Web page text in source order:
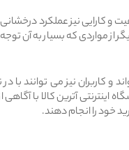
و کارایی نیز عملکرد
از مواردی که بسیار به آن
و کاربران نیز می
اینترنتی آترین کالا با
خود را انجام دهند.